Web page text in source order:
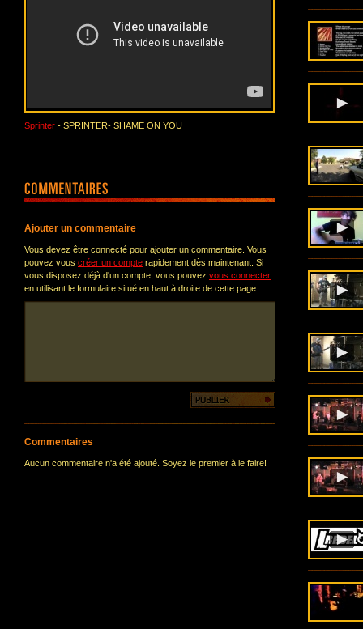
Sprinter - SPRINTER- SHAME ON YOU
Ajouter un commentaire
Vous devez être connecté pour ajouter un commentaire. Vous
pouvez vous créer un compte rapidement dès maintenant. Si
vous disposez déjà d'un compte, vous pouvez vous connecter
en utilisant le formulaire situé en haut à droite de cette page.
Commentaires
Aucun commentaire n'a été ajouté. Soyez le premier à le faire!